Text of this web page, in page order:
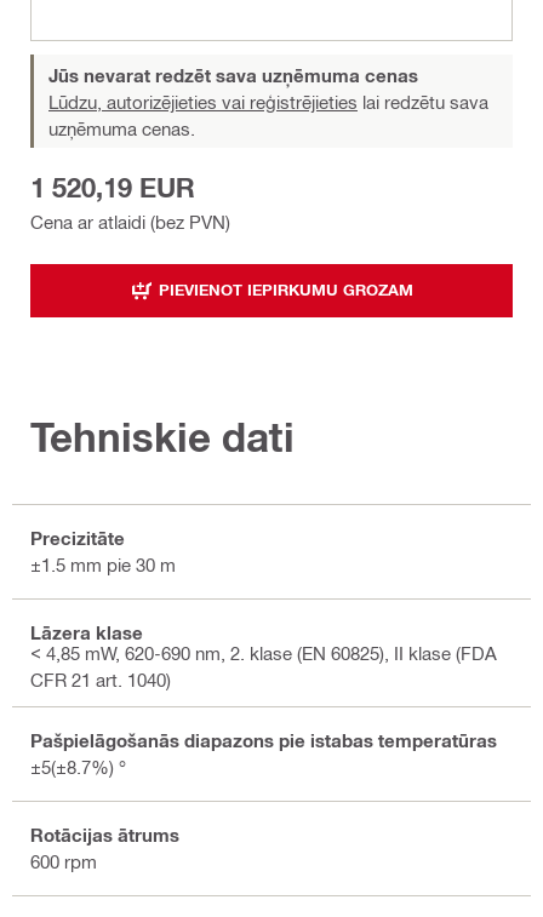
Jūs nevarat redzēt sava uzņēmuma cenas
Lūdzu, autorizējieties vai reģistrējieties lai redzētu sava
uzņēmuma cenas.
Cena ar atlaidi (bez PVN)
1 520,19 EUR
PIEVIENOT IEPIRKUMU GROZAM
Tehniskie dati
Precizitāte
±1.5 mm pie 30 m
Lāzera klase
< 4,85 mW, 620-690 nm, 2. klase (EN 60825), II klase (FDA
CFR 21 art. 1040)
Pašpielāgošanās diapazons pie istabas temperatūras
±5(±8.7%) °
Rotācijas ātrums
600 rpm